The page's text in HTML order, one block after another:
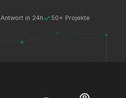
Antwort in 24h 50+ Projekte